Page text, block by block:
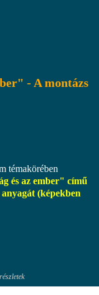
- A montázs
témakörében
és az ember" című
(képekben